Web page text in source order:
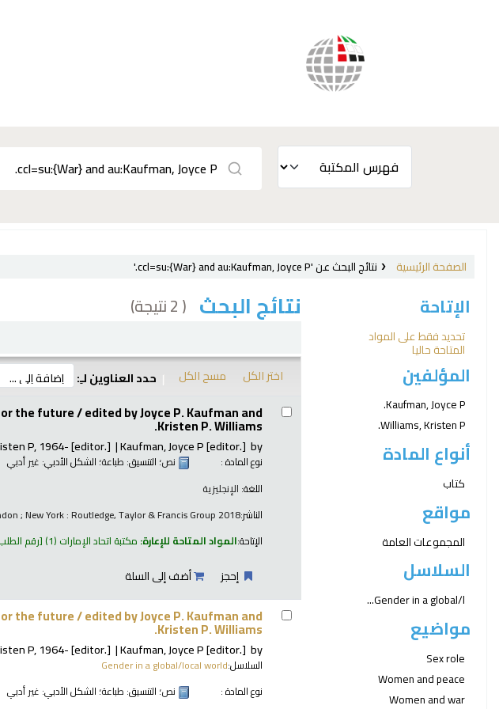
الصفحة الرئيسية نتائج البحث عن 'ccl=su:{War} and au:Kaufman, Joyce P.'
الإتاحة
تحديد فقط على المواد
المتاحة حاليا
المؤلفين
Kaufman, Joyce P.
Williams, Kristen P.
أنواع المادة
كتاب
مواقع
المجموعات العامة
السلاسل
Gender in a global/l...
مواضيع
Sex role
Women and peace
Women and war
نتائج البحث ( 2 نتيجة)
اختر الكل مسح الكل حدد العناوين لـِ:
نتائج the future /edited by Joyce P. Kaufman and
Kristen P. Williams.
by
Kaufman, Joyce P[editor.]
P, 1964-[editor.]
نوع المادة : نص؛ التنسيق: طباعة؛ الشكل الأدبي: غير أدبي
اللغة: الإنجليزية
الناشر:; New York : Routledge, Taylor & Francis Group 2018
الإتاحة:المواد المتاحة للإعارة: مكتبة اتحاد الإمارات (1) رقم
إحجز أضف إلى السلة
the future /edited by Joyce P. Kaufman and
Kristen P. Williams.
by
Kaufman, Joyce P[editor.]
P, 1964-[editor.]
السلاسل:Gender in a global/local world
نوع المادة :
نص؛ التنسيق: طباعة؛ الشكل الأدبي: غير أدبي